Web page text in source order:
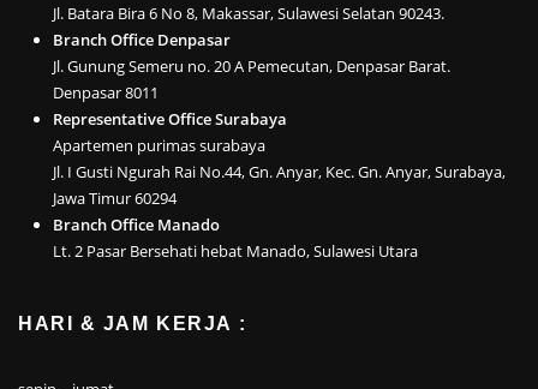
Jl. Batara Bira 6 No 8, Makassar, Sulawesi Selatan 90243.
Branch Office Denpasar
Jl. Gunung Semeru no. 20 A Pemecutan, Denpasar Barat.
Denpasar 8011
Representative Office Surabaya
Apartemen purimas surabaya
Jl. I Gusti Ngurah Rai No.44, Gn. Anyar, Kec. Gn. Anyar, Surabaya,
Jawa Timur 60294
Branch Office Manado
Lt. 2 Pasar Bersehati hebat Manado, Sulawesi Utara
HARI & JAM KERJA :